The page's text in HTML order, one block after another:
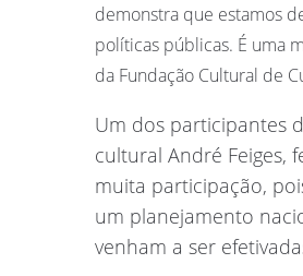
demonstra que estamos
políticas públicas. É uma
da Fundação Cultural de
Um dos participantes
cultural André Feiges,
muita participação,
um planejamento
venham a ser